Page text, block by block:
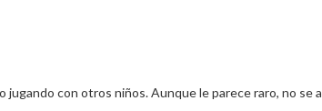
jugando con otros niños. Aunque le parece raro, no